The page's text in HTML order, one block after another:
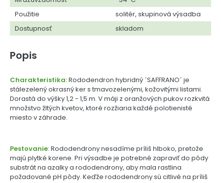
Použitie
solitér, skupinová výsadba
Dostupnosť
skladom
Popis
Charakteristika:Rododendron hybridný ´SAFFRANO´ je
stálezelený okrasný ker s tmavozelenými, kožovitými listami.
Dorastá do výšky 1,2 - 1,5 m. V máji z oranžových pukov rozkvitá
množstvo žltých kvetov, ktoré rozžiaria každé polotienisté
miesto v záhrade.
Pestovanie: Rododendrony nesadíme príliš hlboko, pretože
majú plytké korene. Pri výsadbe je potrebné zapraviť do pôdy
substrát na azalky a rododendrony, aby mala rastlina
požadované pH pôdy. Keďže rododendrony sú citlivé na príliš